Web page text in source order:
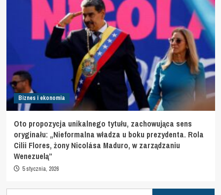
Biznes i ekonomia
Oto propozycja unikalnego tytułu, zachowująca sens
oryginału: „Nieformalna władza u boku prezydenta. Rola
Cilii Flores, żony Nicolása Maduro, w zarządzaniu
Wenezuelą”
5 stycznia, 2026